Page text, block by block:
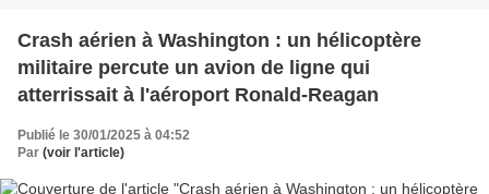
Crash aérien à Washington : un hélicoptère
militaire percute un avion de ligne qui
atterrissait à l'aéroport Ronald-Reagan
Publié le 30/01/2025 à 04:52
Par (voir l'article)